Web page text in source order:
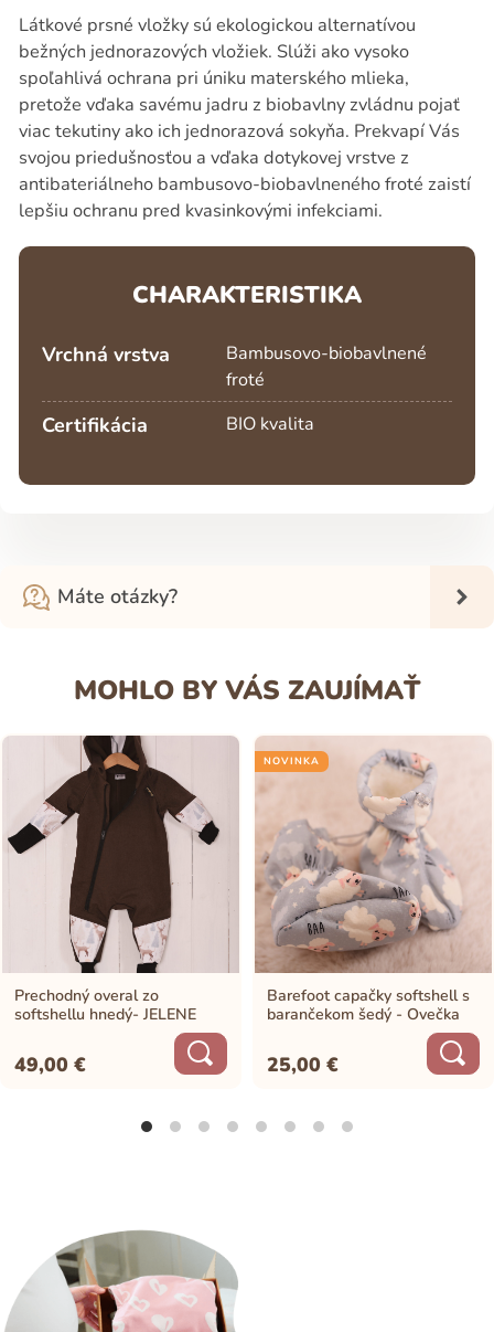
Látkové prsné vložky sú ekologickou alternatívou
bežných jednorazových vložiek. Slúži ako vysoko
spoľahlivá ochrana pri úniku materského mlieka,
pretože vďaka savému jadru z biobavlny zvládnu pojať
viac tekutiny ako ich jednorazová sokyňa. Prekvapí Vás
svojou priedušnosťou a vďaka dotykovej vrstve z
antibateriálneho bambusovo-biobavlneného froté zaistí
lepšiu ochranu pred kvasinkovými infekciami.
CHARAKTERISTIKA
Vrchná vrstva
Bambusovo-biobavlnené
froté
Certifikácia BIO kvalita
Máte otázky?
MOHLO BY VÁS ZAUJÍMAŤ
Prechodný overal zo
softshellu hnedý- JELENE
49,00€
NOVINKA
Barefoot capačky softshell s
barančekom šedý - Ovečka
25,00€